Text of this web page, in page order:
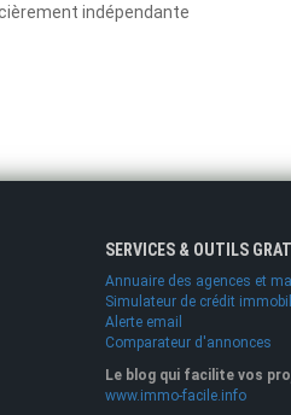
indépendante
SERVICES & OUTILS
Annuaire des agences et
Simulateur de crédit
Alerte email
Comparateur d'annonces
Le blog qui facilite vos
www.immo-facile.info